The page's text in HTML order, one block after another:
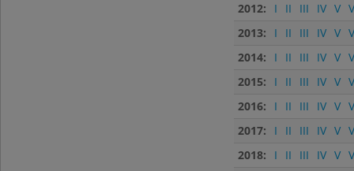
2012:
I II III IV V
2013:
I II III IV V
2014:
I II III IV V
2015:
I II III IV V
2016:
I II III IV V
2017:
I II III IV V
2018:
I II III IV V